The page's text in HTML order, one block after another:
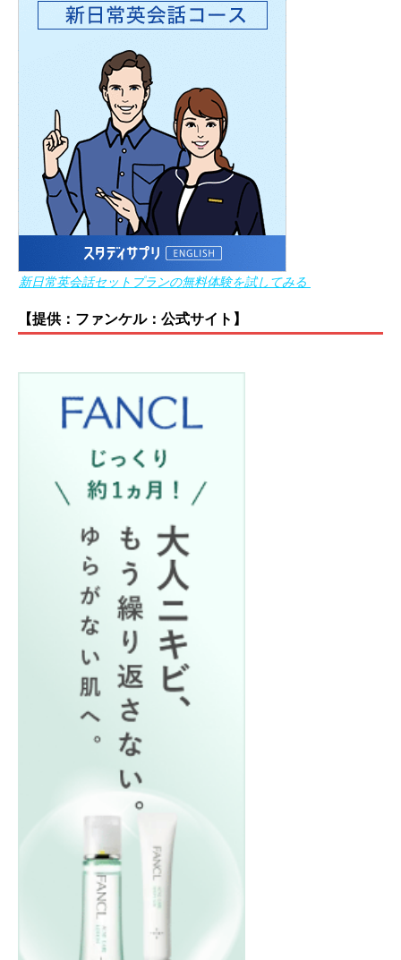
新日常英会話セットプランの無料体験を試してみる
【提供：ファンケル：公式サイト】